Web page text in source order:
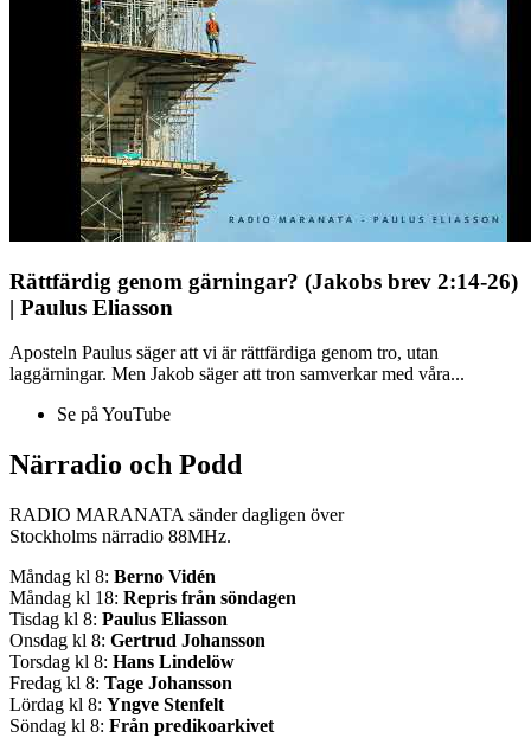
Rättfärdig genom gärningar? (Jakobs brev 2:14-26)
| Paulus Eliasson
Aposteln Paulus säger att vi är rättfärdiga genom tro, utan
laggärningar. Men Jakob säger att tron samverkar med våra...
Se på YouTube
Närradio och Podd
RADIO MARANATA sänder dagligen över
Stockholms närradio 88MHz.
Måndag kl 8: Berno Vidén
Måndag kl 18: Repris från söndagen
Tisdag kl 8: Paulus Eliasson
Onsdag kl 8: Gertrud Johansson
Torsdag kl 8: Hans Lindelöw
Fredag kl 8: Tage Johansson
Lördag kl 8: Yngve Stenfelt
Söndag kl 8: Från predikoarkivet